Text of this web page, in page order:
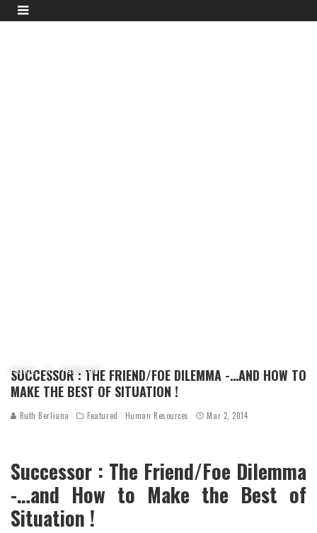
Home Featured
SUCCESSOR : THE FRIEND/FOE DILEMMA -…AND HOW TO
MAKE THE BEST OF SITUATION !
Ruth Berliana Featured Human Resources Mar 2, 2014
Successor : The Friend/Foe Dilemma
-…and How to Make the Best of
Situation !